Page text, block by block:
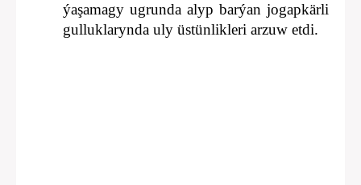
ýaşamagy ugrunda alyp barýan jogapkärli
gulluklarynda uly üstünlikleri arzuw etdi.